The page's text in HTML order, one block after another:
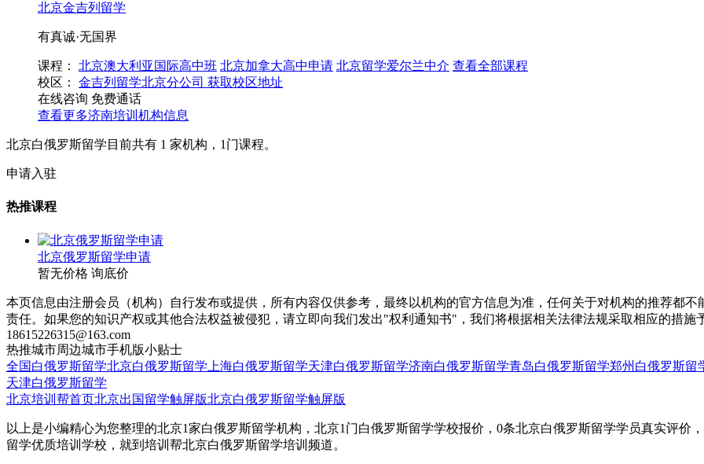
北京金吉列留学
有真诚·无国界
课程： 北京澳大利亚国际高中班 北京加拿大高中申请 北京留学爱尔兰中介 查看全部课程
校区：
金吉列留学北京分公司 获取校区地址
在线咨询 免费通话
查看更多济南培训机构信息
北京白俄罗斯留学目前共有 1 家机构， 1 门课程。
申请入驻
热推课程
北京俄罗斯留学申请
暂无价格 询底价
本页信息由注册会员（机构）自行发布或提供，所有内容仅供参考，最终以机构的官方信息为准，任何关于对机构的推荐都
责任。如果您的知识产权或其他合法权益被侵犯，请立即向我们发出"权利通知书"，我们将根据相关法律法规采取相应的措
18615226315@163.com
热推城市周边城市手机版小贴士
全国白俄罗斯留学北京白俄罗斯留学 上海白俄罗斯留学天津白俄罗斯留学济南白俄罗斯留学青岛白俄罗斯留学郑州白俄罗斯留
天津白俄罗斯留学
北京培训帮首页北京出国留学触屏版北京白俄罗斯留学触屏版
以上是小编精心为您整理的北京1家白俄罗斯留学机构，北京1门白俄罗斯留学学校报价，0条北京白俄罗斯留学学员真实评价
留学优质培训学校，就到培训帮北京白俄罗斯留学培训频道。